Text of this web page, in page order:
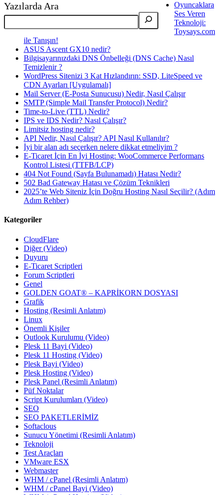
Yazılarda Ara
Oyuncaklara
Ses Veren
Teknoloji:
Toysays.com
ile Tanışın!
ASUS Ascent GX10 nedir?
Bilgisayarınızdaki DNS Önbelleği (DNS Cache) Nasıl
Temizlenir ?
WordPress Sitenizi 3 Kat Hızlandırın: SSD, LiteSpeed ve
CDN Ayarları [Uygulamalı]
Mail Server (E-Posta Sunucusu) Nedir, Nasıl Çalışır
SMTP (Simple Mail Transfer Protocol) Nedir?
Time-to-Live (TTL) Nedir?
IPS ve IDS Nedir? Nasıl Çalışır?
Limitsiz hosting nedir?
API Nedir, Nasıl Çalışır? API Nasıl Kullanılır?
İyi bir alan adı seçerken nelere dikkat etmeliyim ?
E-Ticaret İçin En İyi Hosting: WooCommerce Performans
Kontrol Listesi (TTFB/LCP)
404 Not Found (Sayfa Bulunamadı) Hatası Nedir?
502 Bad Gateway Hatası ve Çözüm Teknikleri
2025’te Web Siteniz İçin Doğru Hosting Nasıl Seçilir? (Adım
Adım Rehber)
Kategoriler
CloudFlare
Diğer (Video)
Duyuru
E-Ticaret Scriptleri
Forum Scriptleri
Genel
GOLDEN GOAT® – KAPRİKORN DOSYASI
Grafik
Hosting (Resimli Anlatım)
Linux
Önemli Kişiler
Outlook Kurulumu (Video)
Plesk 11 Bayi (Video)
Plesk 11 Hosting (Video)
Plesk Bayi (Video)
Plesk Hosting (Video)
Plesk Panel (Resimli Anlatım)
Püf Noktalar
Script Kurulumları (Video)
SEO
SEO PAKETLERİMİZ
Softaclous
Sunucu Yönetimi (Resimli Anlatım)
Teknoloji
Test Araçları
VMware ESX
Webmaster
WHM / cPanel (Resimli Anlatım)
WHM / cPanel Bayi (Video)